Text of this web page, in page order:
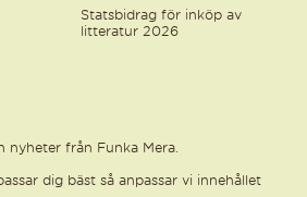
Statsbidrag för inköp av
litteratur 2026
nyheter från Funka Mera.
dig bäst så anpassar vi innehållet